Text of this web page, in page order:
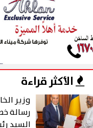
الأكثر قراءة
وزير
رسالة
السيد